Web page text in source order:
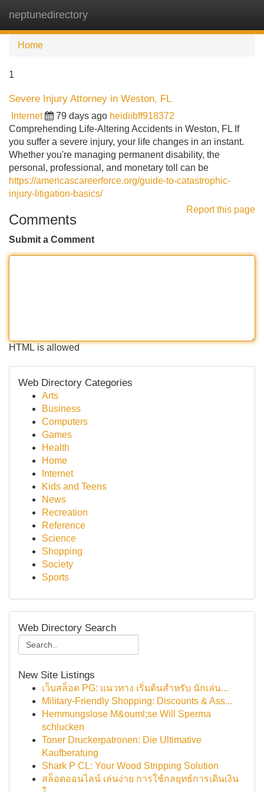
neptunedirectory
Home
1
Severe Injury Attorney in Weston, FL
Internet 79 days ago heidiibff918372
Comprehending Life-Altering Accidents in Weston, FL If
you suffer a severe injury, your life changes in an instant.
Whether you're managing permanent disability, the
personal, professional, and monetary toll can be
https://americascareerforce.org/guide-to-catastrophic-
injury-litigation-basics/
Report this page
Comments
Submit a Comment
HTML is allowed
Web Directory Categories
Arts
Business
Computers
Games
Health
Home
Internet
Kids and Teens
News
Recreation
Reference
Science
Shopping
Society
Sports
Web Directory Search
New Site Listings
เว็บสล็อต PG: แนวทาง เริ่มต้นสำหรับ นักเล่น...
Military-Friendly Shopping: Discounts & Ass...
Hemmungslose M&ouml;se Will Sperma
schlucken
Toner Druckerpatronen: Die Ultimative
Kaufberatung
Shark P CL: Your Wood Stripping Solution
สล็อตออนไลน์ เล่นง่าย การใช้กลยุทธ์การเดินเงิน